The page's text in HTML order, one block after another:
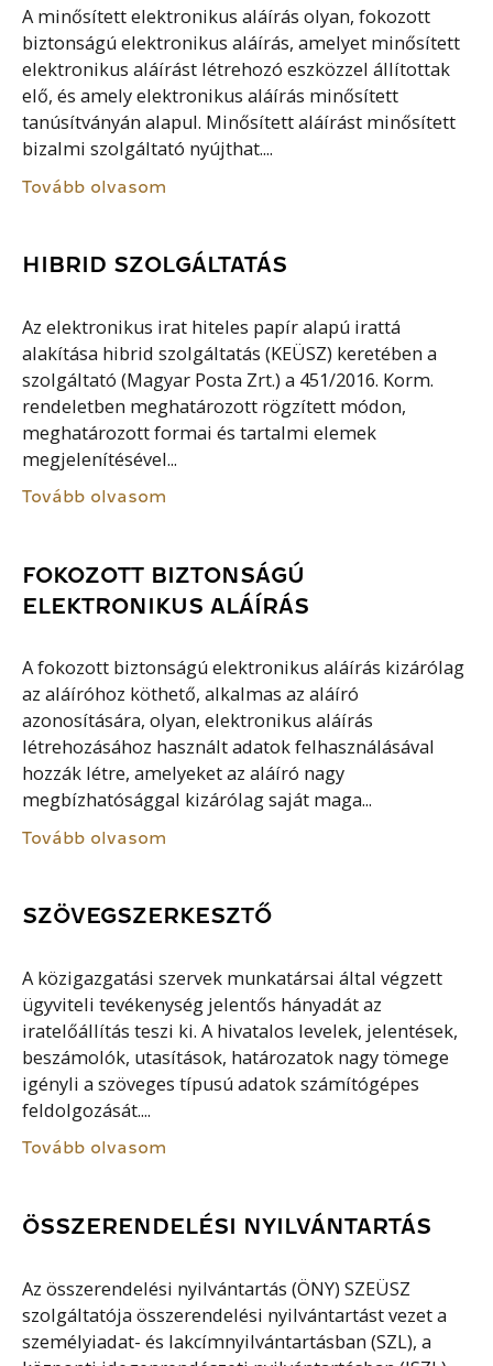
A minősített elektronikus aláírás olyan, fokozott
biztonságú elektronikus aláírás, amelyet minősített
elektronikus aláírást létrehozó eszközzel állítottak
elő, és amely elektronikus aláírás minősített
tanúsítványán alapul. Minősített aláírást minősített
bizalmi szolgáltató nyújthat....
Tovább olvasom
HIBRID SZOLGÁLTATÁS
Az elektronikus irat hiteles papír alapú irattá
alakítása hibrid szolgáltatás (KEÜSZ) keretében a
szolgáltató (Magyar Posta Zrt.) a 451/2016. Korm.
rendeletben meghatározott rögzített módon,
meghatározott formai és tartalmi elemek
megjelenítésével...
Tovább olvasom
FOKOZOTT BIZTONSÁGÚ
ELEKTRONIKUS ALÁÍRÁS
A fokozott biztonságú elektronikus aláírás kizárólag
az aláíróhoz köthető, alkalmas az aláíró
azonosítására, olyan, elektronikus aláírás
létrehozásához használt adatok felhasználásával
hozzák létre, amelyeket az aláíró nagy
megbízhatósággal kizárólag saját maga...
Tovább olvasom
SZÖVEGSZERKESZTŐ
A közigazgatási szervek munkatársai által végzett
ügyviteli tevékenység jelentős hányadát az
iratelőállítás teszi ki. A hivatalos levelek, jelentések,
beszámolók, utasítások, határozatok nagy tömege
igényli a szöveges típusú adatok számítógépes
feldolgozását....
Tovább olvasom
ÖSSZERENDELÉSI NYILVÁNTARTÁS
Az összerendelési nyilvántartás (ÖNY) SZEÜSZ
szolgáltatója összerendelési nyilvántartást vezet a
személyiadat- és lakcímnyilvántartásban (SZL), a